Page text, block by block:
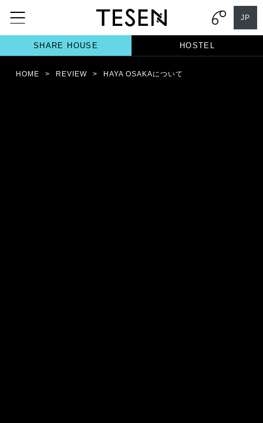
JP
SHARE HOUSE HOSTEL
HOME > REVIEW > HAYA OSAKAについて